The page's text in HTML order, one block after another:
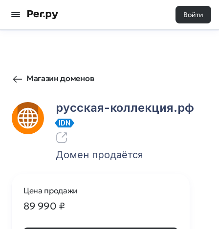
Войти
Магазин доменов
русская-коллекция.рф
IDN
10 0
Домен продаётся
Цена продажи
89 990 ₽